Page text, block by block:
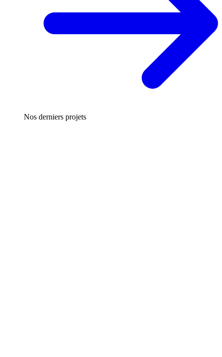
Nos derniers projets